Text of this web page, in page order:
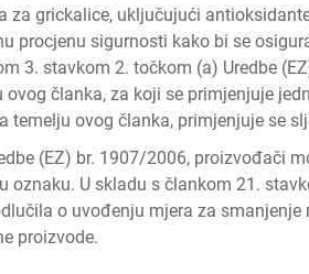
za grickalice, uključujući
procjenu sigurnosti kako bi se
3. stavkom 2. točkom (a) Uredbe
članka, za koji se primjenjuje
ovog članka, primjenjuje se
(EZ) br. 1907/2006, proizvođači
U skladu s člankom 21.
o uvođenju mjera za smanjenje
proizvode.